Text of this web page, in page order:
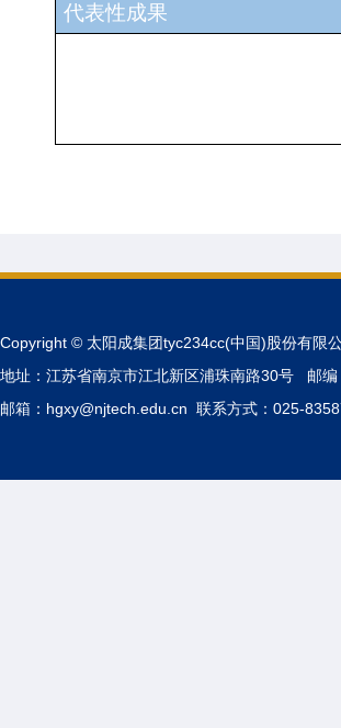
代表性成果
Copyright © 太阳成集团tyc234cc(中国)股份有限
地址：江苏省南京市江北新区浦珠南路30号 邮
邮箱：hgxy@njtech.edu.cn 联系方式：025-